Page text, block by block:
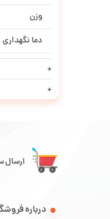
وزن
دما نگهداری
ارسال
درباره